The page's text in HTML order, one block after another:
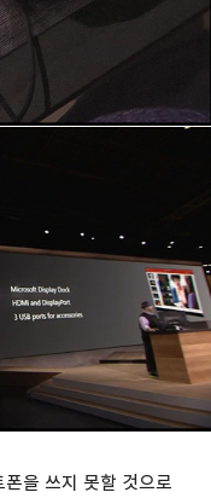
을 쓰지 못할 것으로